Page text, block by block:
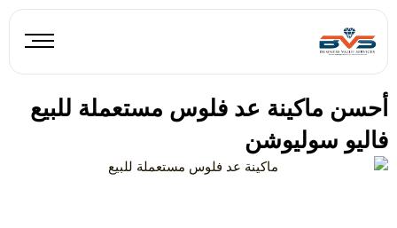
المحتوى
أحسن ماكينة عد فلوس مستعملة للبيع
فاليو سوليوشن